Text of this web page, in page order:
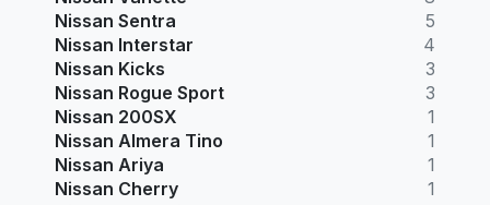
Nissan Sentra
5
Nissan Interstar
4
Nissan Kicks
3
Nissan Rogue Sport
3
Nissan 200SX
1
Nissan Almera Tino
1
Nissan Ariya
1
Nissan Cherry
1